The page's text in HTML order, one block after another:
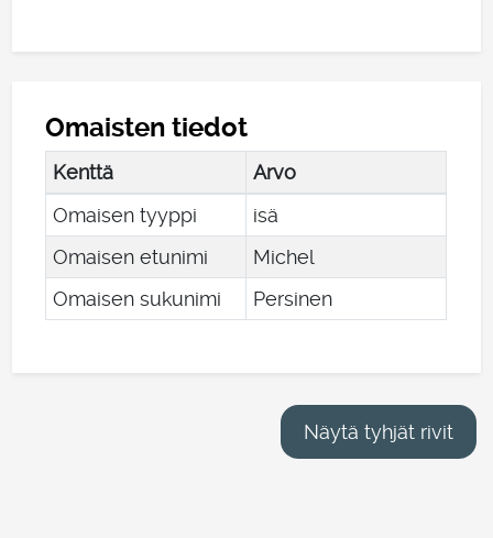
Omaisten tiedot
Kenttä
Arvo
Omaisen tyyppi
isä
Omaisen etunimi
Michel
Omaisen sukunimi
Persinen
Näytä tyhjät rivit